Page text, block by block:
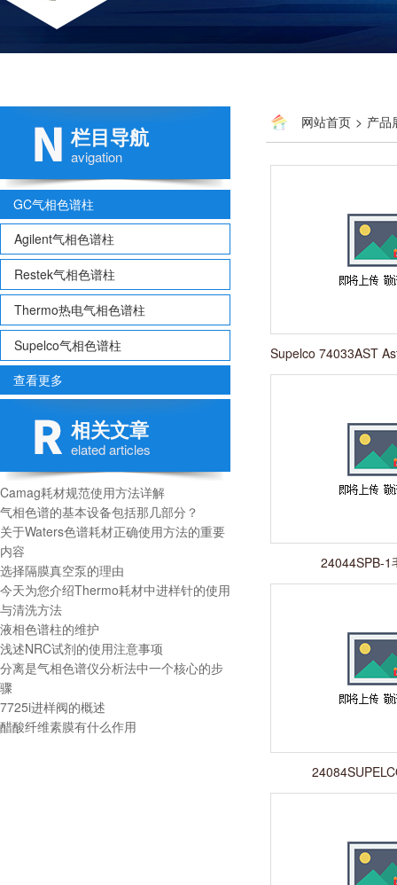
栏目导航
avigation
GC气相色谱柱
Agilent气相色谱柱
Restek气相色谱柱
Thermo热电气相色谱柱
Supelco气相色谱柱
查看更多
相关文章
elated articles
Camag耗材规范使用方法详解
气相色谱的基本设备包括那几部分？
关于Waters色谱耗材正确使用方法的重要
内容
选择隔膜真空泵的理由
今天为您介绍Thermo耗材中进样针的使用
与清洗方法
液相色谱柱的维护
浅述NRC试剂的使用注意事项
分离是气相色谱仪分析法中一个核心的步
骤
7725i进样阀的概述
醋酸纤维素膜有什么作用
网站首页 > 产品
Supelco 74033AST
柱
24044SPB-1